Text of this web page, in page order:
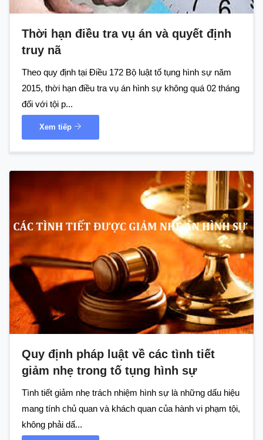
Thời hạn điều tra vụ án và quyết định
truy nã
Theo quy định tại Điều 172 Bộ luật tố tụng hình sự năm
2015, thời hạn điều tra vụ án hình sự không quá 02 tháng
đối với tội p...
Xem tiếp
Quy định pháp luật về các tình tiết
giảm nhẹ trong tố tụng hình sự
Tình tiết giảm nhẹ trách nhiệm hình sự là những dấu hiệu
mang tính chủ quan và khách quan của hành vi phạm tội,
không phải dấ...